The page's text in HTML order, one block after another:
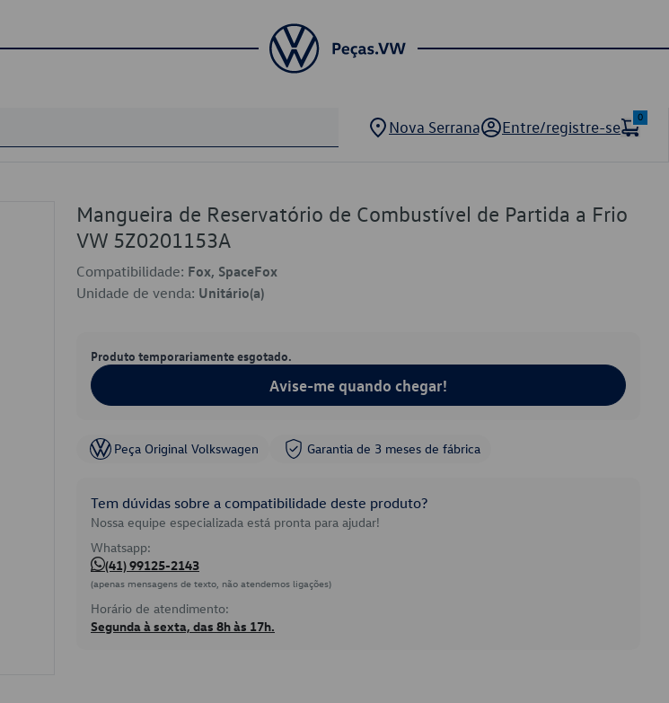
Nova Serrana Entre/registre-se
0
Mangueira de Reservatório de Combustível de Partida a Frio
VW 5Z0201153A
Compatibilidade: Fox, SpaceFox
Unidade de venda: Unitário(a)
Produto temporariamente esgotado.
Avise-me quando chegar!
Peça Original Volkswagen Garantia de 3 meses de fábrica
Tem dúvidas sobre a compatibilidade deste produto?
Nossa equipe especializada está pronta para ajudar!
Whatsapp:
(41) 99125-2143
(apenas mensagens de texto, não atendemos ligações)
Horário de atendimento:
Segunda à sexta, das 8h às 17h.